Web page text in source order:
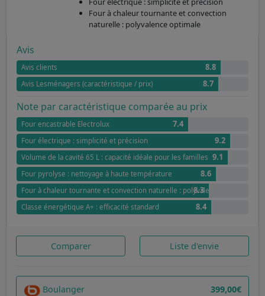
Four à chaleur tournante et convection
naturelle : polyvalence optimale
Avis
Avis clients 8.8
Avis Lesménagers (caractéristique / prix) 8.7
Note par caractéristique comparée au prix
Four encastrable Electrolux 7.4
Four électrique : simplicité et précision 9.2
Volume de la cavité 65 L : capacité idéale pour les familles 9.1
Four pyrolyse : nettoyage à haute température 8.6
Four à chaleur tournante et convection naturelle : polyvalence optimale
8.3
Classe énergétique A+ : efficacité standard 8.4
Comparer Liste d'envie
Boulanger 399,00€